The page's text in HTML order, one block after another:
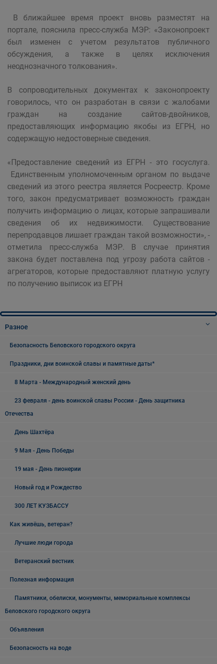
В ближайшее время проект вновь разместят на
портале, пояснила пресс-служба МЭР: «Законопроект
был изменен с учетом результатов публичного
обсуждения, а также в целях исключения
неоднозначного толкования».
В сопроводительных документах к законопроекту
говорилось, что он разработан в связи с жалобами
граждан на создание сайтов-двойников,
предоставляющих информацию якобы из EГРН, но
содержащую недостоверные сведения.
«Предоставление сведений из EГРН - это госуслуга.
Единственным уполномоченным органом по выдаче
сведений из этого реестра является Росреестр. Кроме
того, закон предусматривает возможность граждан
получить информацию о лицах, которые запрашивали
сведения об их недвижимости. Существование
перепродавцов лишает граждан такой возможности», -
отметила пресс-служба МЭР. В случае принятия
закона будет поставлена под угрозу работа сайтов -
агрегаторов, которые предоставляют платную услугу
по получению выписок из EГРН
Разное
Безопасность Беловского городского округа
Праздники, дни воинской славы и памятные даты*
8 Марта - Международный женский день
23 февраля - день воинской славы России - День защитника
Отечества
День Шахтёра
9 Мая - День Победы
19 мая - День пионерии
Новый год и Рождество
300 ЛЕТ КУЗБАССУ
Как живёшь, ветеран?
Лучшие люди города
Ветеранский вестник
Полезная информация
Памятники, обелиски, монументы, мемориальные комплексы
Беловского городского округа
Объявления
Безопасность на воде